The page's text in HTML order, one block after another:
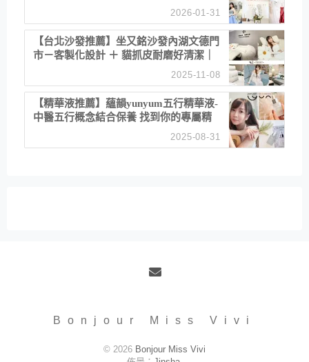
2026-01-31
【台北沙發推薦】坐又銘沙發內湖文德門
市－客製化設計 ＋ 貓抓皮耐磨好清潔｜
直營直銷、價格透明 高CP值打造夢想
2025-11-08
【精華液推薦】蘊韻yunyum五行精華液-
中醫五行概念結合保養 找到你的專屬精
華！ 水㊀土㊀就選「潤・賦精華」維持
2025-08-31
Bonjour Miss Vivi
© 2026 Bonjour Miss Vivi